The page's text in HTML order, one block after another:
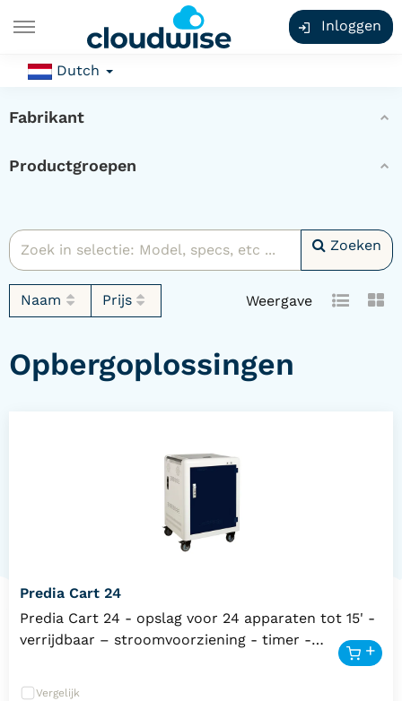
Inloggen
Dutch
Fabrikant
Productgroepen
Zoeken
Naam Prijs Weergave
Opbergoplossingen
Predia Cart 24
Predia Cart 24 - opslag voor 24 apparaten tot 15' -
verrijdbaar – stroomvoorziening - timer -
Vergelijk